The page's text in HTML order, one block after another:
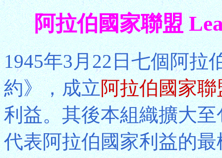
阿拉伯國家聯盟
1945年3月22日七個阿拉
約》，成立阿拉伯國家聯
利益。其後本組織擴大
代表阿拉伯國家利益的